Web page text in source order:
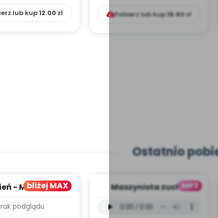
lub kup12.00zł Pobierz lub kup19.90zł
Ostatnio
bliżej MAX
- MIESIĘCZNY
–
podglądu
MP3
Maszynista zuch -
mp3)